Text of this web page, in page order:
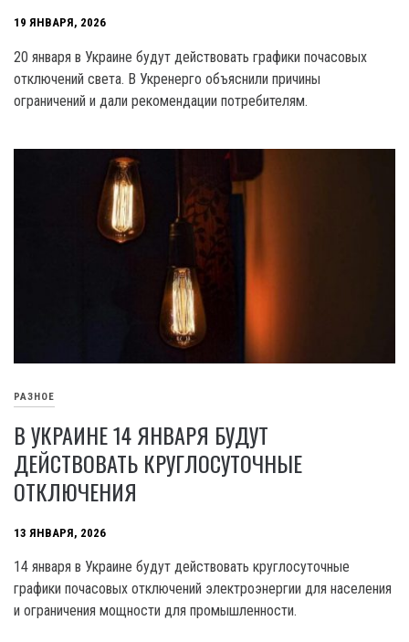
19 ЯНВАРЯ, 2026
20 января в Украине будут действовать графики почасовых
отключений света. В Укренерго объяснили причины
ограничений и дали рекомендации потребителям.
РАЗНОЕ
В УКРАИНЕ 14 ЯНВАРЯ БУДУТ
ДЕЙСТВОВАТЬ КРУГЛОСУТОЧНЫЕ
ОТКЛЮЧЕНИЯ
13 ЯНВАРЯ, 2026
14 января в Украине будут действовать круглосуточные
графики почасовых отключений электроэнергии для населения
и ограничения мощности для промышленности.